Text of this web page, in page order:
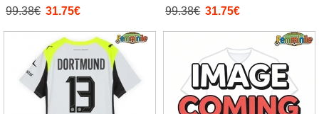
2025-26 Manica Corta
99.38€ 31.75€
Femminile 2025-26 Manica Corta
99.38€ 31.75€